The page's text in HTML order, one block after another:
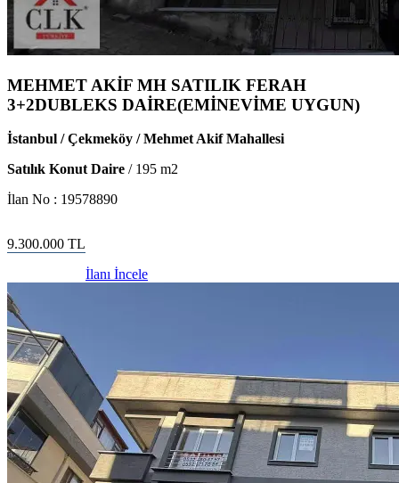
MEHMET AKİF MH SATILIK FERAH
3+2DUBLEKS DAİRE(EMİNEVİME UYGUN)
İstanbul / Çekmeköy / Mehmet Akif Mahallesi
Satılık Konut Daire / 195 m2
İlan No : 19578890
9.300.000 TL
İlanı İncele